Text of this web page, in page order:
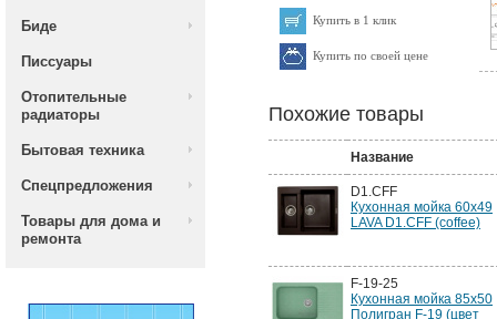
Биде
Писсуары
Отопительные
радиаторы
Бытовая техника
Спецпредложения
Товары для дома и
ремонта
Купить в 1 клик
Купить по своей цене
Похожие товары
Название
D1.CFF
Кухонная мойка 60x49
LAVA D1.CFF (coffee)
F-19-25
Кухонная мойка 85х50
Полигран F-19 (цвет